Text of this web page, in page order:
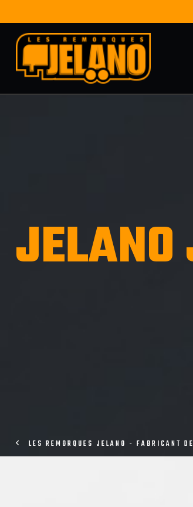
LES REMORQUES JELANO - FABRICANT